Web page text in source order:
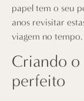
papel tem o seu
anos revisitar
viagem no tempo.
Criando o
perfeito